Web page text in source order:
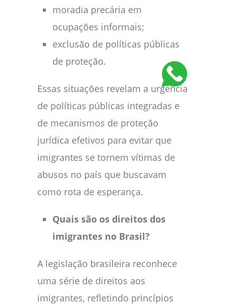
moradia precária em
ocupações informais;
exclusão de políticas públicas
de proteção.
Essas situações revelam a urgência
de políticas públicas integradas e
de mecanismos de proteção
jurídica efetivos para evitar que
imigrantes se tornem vítimas de
abusos no país que buscavam
como rota de esperança.
Quais são os direitos dos
imigrantes no Brasil?
A legislação brasileira reconhece
uma série de direitos aos
imigrantes, refletindo princípios